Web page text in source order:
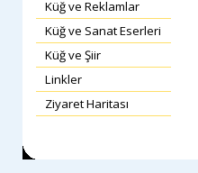
Küğ ve Reklamlar
Küğ ve Sanat Eserleri
Küğ ve Şiir
Linkler
Ziyaret Haritası